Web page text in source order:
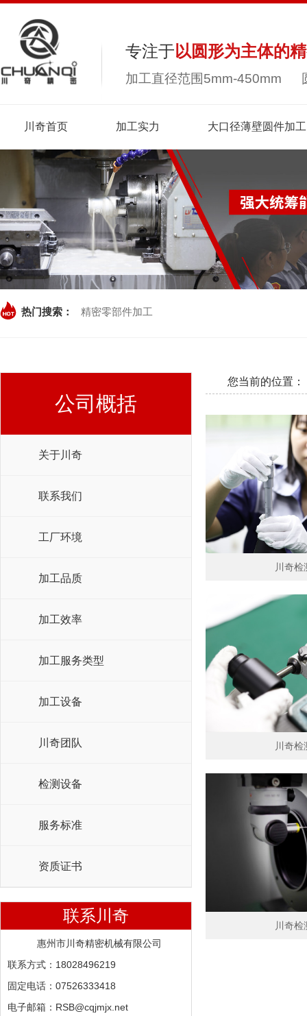
专注于 以圆形为主体的
加工直径范围5mm-450mm
川奇首页 加工实力 大口径薄壁圆件加工
热门搜索： 精密零部件加工
公司概括
关于川奇
联系我们
工厂环境
加工品质
加工效率
加工服务类型
加工设备
川奇团队
检测设备
服务标准
资质证书
联系川奇
惠州市川奇精密机械有限公司
联系方式：18028496219
固定电话：07526333418
电子邮箱：RSB@cqjmjx.net
您当前的位置：
川奇
川奇
川奇